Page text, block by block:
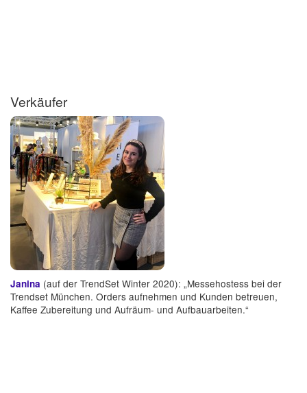
Verkäufer
Janina (auf der TrendSet Winter 2020): „Messehostess bei der
Trendset München. Orders aufnehmen und Kunden betreuen,
Kaffee Zubereitung und Aufräum- und Aufbauarbeiten.“